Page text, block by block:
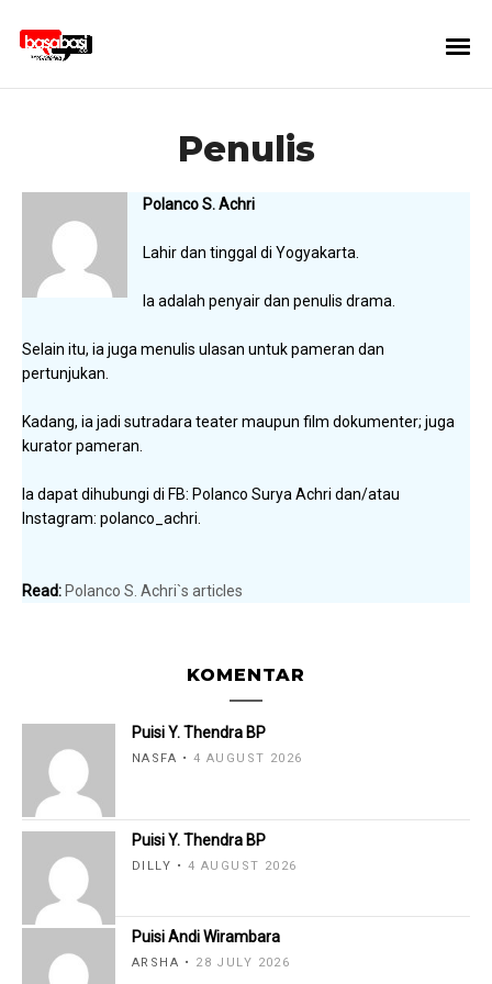
Penulis
Polanco S. Achri
Lahir dan tinggal di Yogyakarta.
Ia adalah penyair dan penulis drama.
Selain itu, ia juga menulis ulasan untuk pameran dan
pertunjukan.
Kadang, ia jadi sutradara teater maupun film dokumenter; juga
kurator pameran.
Ia dapat dihubungi di FB: Polanco Surya Achri dan/atau
Instagram: polanco_achri.
Read: Polanco S. Achri`s articles
KOMENTAR
Puisi Y. Thendra BP
NASFA 4 AUGUST 2026
Puisi Y. Thendra BP
DILLY 4 AUGUST 2026
Puisi Andi Wirambara
ARSHA 28 JULY 2026